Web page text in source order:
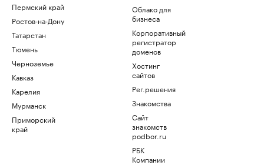
Пермский край
Ростов-на-Дону
Татарстан
Тюмень
Черноземье
Кавказ
Карелия
Мурманск
Приморский
край
Облако для
бизнеса
Корпоративный
регистратор
доменов
Хостинг
сайтов
Рег.решения
Знакомства
Сайт
знакомств
podbor.ru
РБК
Компании